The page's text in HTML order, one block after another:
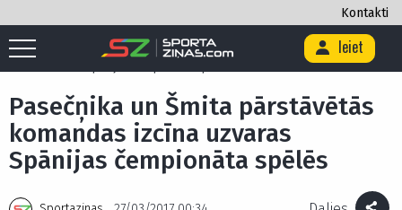
Kontakti
Ieiet
Sākums Basketbols / Pasečņika un Šmita pārstāvētās komandas
Pasečņika un Šmita pārstāvētās
komandas izcīna uzvaras
Spānijas čempionāta spēlēs